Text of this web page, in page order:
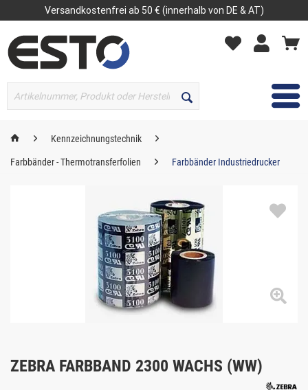
Versandkostenfrei ab 50 € (innerhalb von DE & AT)
MENÜ
Kennzeichnungstechnik
Farbbänder - Thermotransferfolien Farbbänder Industriedrucker
ZEBRA FARBBAND 2300 WACHS (WW)